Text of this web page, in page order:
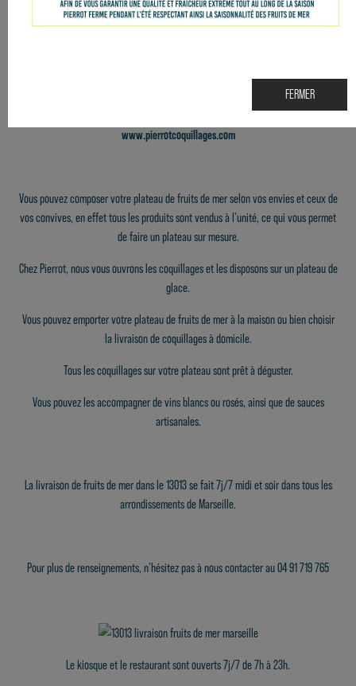
sur notre site internet,
www.pierrotcoquillages.com
Vous pouvez composer votre plateau de fruits de mer selon vos envies et ceux de
vos convives, en effet tous les produits sont vendus à l'unité, ce qui vous permet
de faire un plateau sur mesure.
Chez Pierrot, nous vous ouvrons les coquillages et les disposons sur un plateau de
glace.
Vous pouvez emporter votre plateau de fruits de mer à la maison ou bien choisir
la livraison de coquillagesà domicile.
Tous les coquillages sur votre plateau sont prêt à déguster.
Vous pouvez les accompagner de vins blancs ou rosés, ainsi que de sauces
artisanales.
La livraison de fruits de mer dans le 13013 se fait 7j/7 midi et soir dans tous les
arrondissements de Marseille.
Pour plus de renseignements, n'hésitez pas à nous contacter au 04 91 719 765
Le kiosque et le restaurant sont ouverts 7j/7 de 7h à 23h.
FERMER